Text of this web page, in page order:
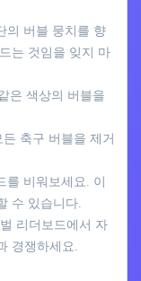
의 버블 뭉치를 향
는 것임을 잊지 마
은 색상의 버블을
축구 버블을 제거
비워보세요. 이
수 있습니다.
리더보드에서 자
경쟁하세요.